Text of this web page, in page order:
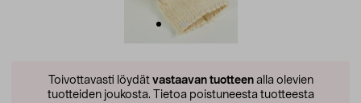
Toivottavasti löydät vastaavan tuotteenalla olevien
tuotteiden joukosta. Tietoa poistuneesta tuotteesta